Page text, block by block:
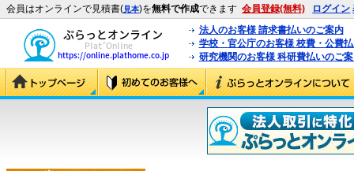
会員はオンラインで見積書(見本)を無料で作成できます 会員登録(無料) ログイン
法人のお客様 請求書払いのご案内
学校・官公庁のお客様 校費・公費
研究機関のお客様 科研費払いのご